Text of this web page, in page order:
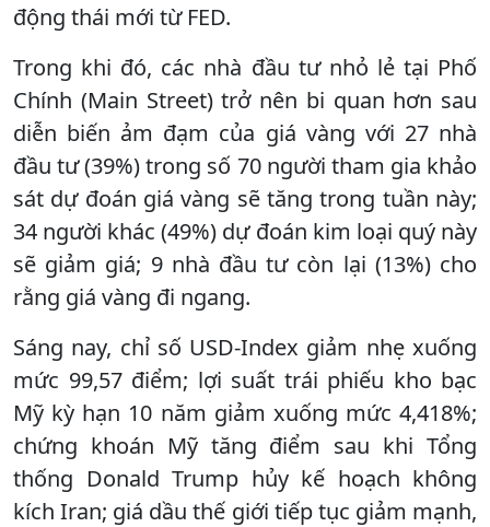
động thái mới từ FED.
Trong khi đó, các nhà đầu tư nhỏ lẻ tại Phố
Chính (Main Street) trở nên bi quan hơn sau
diễn biến ảm đạm của giá vàng với 27 nhà
đầu tư (39%) trong số 70 người tham gia khảo
sát dự đoán giá vàng sẽ tăng trong tuần này;
34 người khác (49%) dự đoán kim loại quý này
sẽ giảm giá; 9 nhà đầu tư còn lại (13%) cho
rằng giá vàng đi ngang.
Sáng nay, chỉ số USD-Index giảm nhẹ xuống
mức 99,57 điểm; lợi suất trái phiếu kho bạc
Mỹ kỳ hạn 10 năm giảm xuống mức 4,418%;
chứng khoán Mỹ tăng điểm sau khi Tổng
thống Donald Trump hủy kế hoạch không
kích Iran; giá dầu thế giới tiếp tục giảm mạnh,